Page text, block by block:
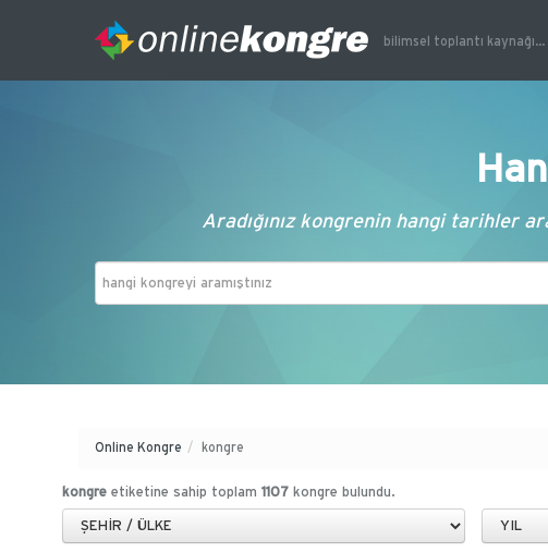
bilimsel toplantı kaynağı...
Aradığınız kongrenin hangi tarihler
Online Kongre / kongre
kongre etiketine sahip toplam 1107 kongre bulundu.